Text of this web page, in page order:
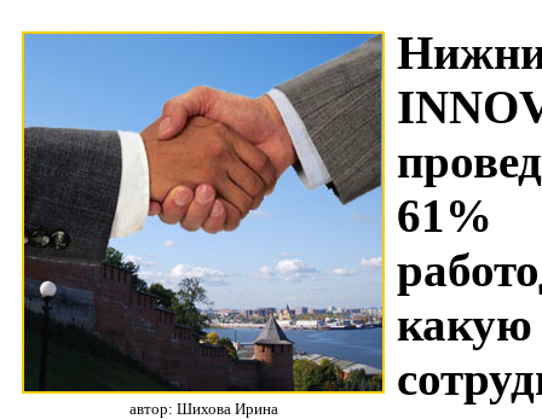
автор: Шихова Ирина
61%